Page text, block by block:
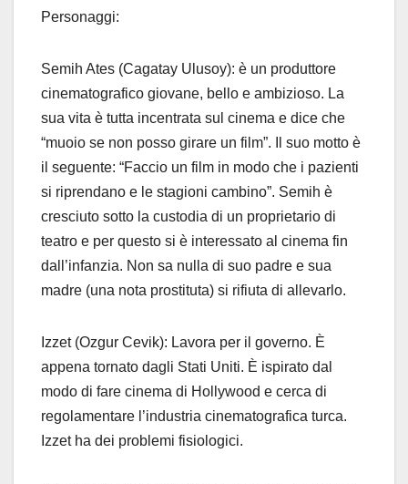
Personaggi:
Semih Ates (Cagatay Ulusoy): è un produttore
cinematografico giovane, bello e ambizioso. La
sua vita è tutta incentrata sul cinema e dice che
“muoio se non posso girare un film”. Il suo motto è
il seguente: “Faccio un film in modo che i pazienti
si riprendano e le stagioni cambino”. Semih è
cresciuto sotto la custodia di un proprietario di
teatro e per questo si è interessato al cinema fin
dall’infanzia. Non sa nulla di suo padre e sua
madre (una nota prostituta) si rifiuta di allevarlo.
Izzet (Ozgur Cevik): Lavora per il governo. È
appena tornato dagli Stati Uniti. È ispirato dal
modo di fare cinema di Hollywood e cerca di
regolamentare l’industria cinematografica turca.
Izzet ha dei problemi fisiologici.